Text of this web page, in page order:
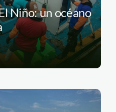
Niño: un océano